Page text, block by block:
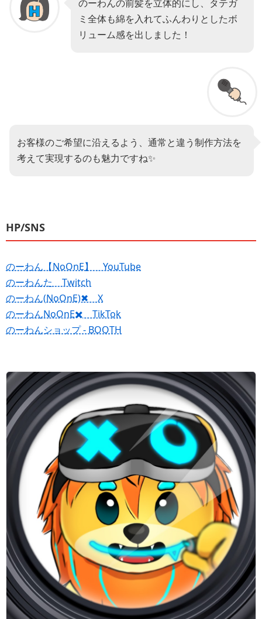
のーわんの前髪を立体的にし、タテガ
ミ全体も綿を入れてふんわりとしたボ
リューム感を出しました！
お客様のご希望に沿えるよう、通常と違う制作方法を
考えて実現するのも魅力ですね✨
HP/SNS
のーわん【NoOnE】 YouTube
のーわんた Twitch
のーわん(NoOnE)✖︎ X
のーわんNoOnE✖️ TikTok
のーわんショップ - BOOTH